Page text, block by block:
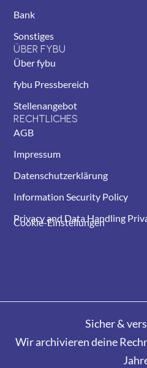
Bank
Sonstiges
ÜBER FYBU
Über fybu
fybu Pressbereich
Stellenangebot
RECHTLICHES
AGB
Impressum
Datenschutzerklärung
Information Security Policy
Privacy and Data Handling
Cookie-Einstellungen
Sicher &
Wir archivieren deine